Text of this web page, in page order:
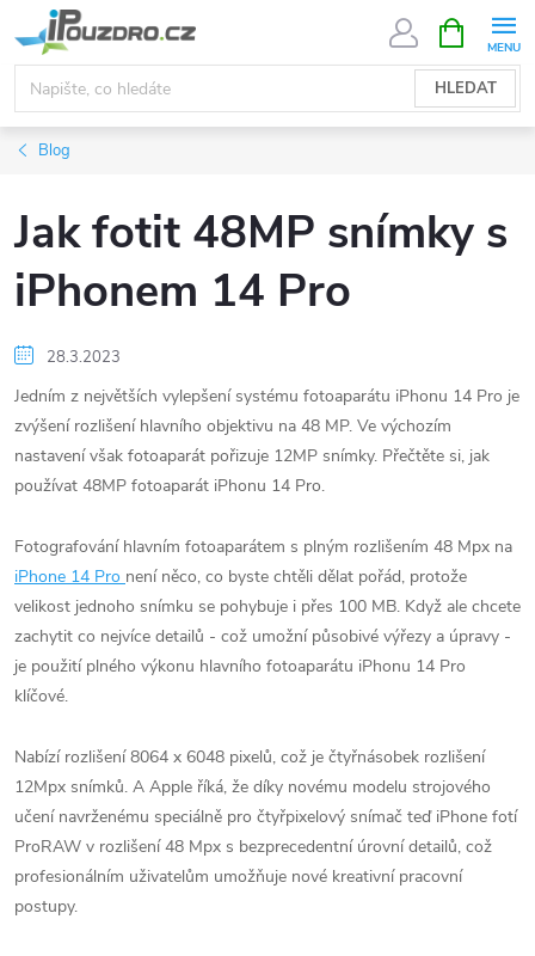
na
obsah
HLEDAT
NÁKUPNÍ
KOŠÍK
Blog
Jak fotit 48MP snímky s
iPhonem 14 Pro
28.3.2023
Jedním z největších vylepšení systému fotoaparátu iPhonu 14 Pro je
zvýšení rozlišení hlavního objektivu na 48 MP. Ve výchozím
nastavení však fotoaparát pořizuje 12MP snímky. Přečtěte si, jak
používat 48MP fotoaparát iPhonu 14 Pro.
Fotografování hlavním fotoaparátem s plným rozlišením 48 Mpx na
iPhone 14 Pro není něco, co byste chtěli dělat pořád, protože
velikost jednoho snímku se pohybuje i přes 100 MB. Když ale chcete
zachytit co nejvíce detailů - což umožní působivé výřezy a úpravy -
je použití plného výkonu hlavního fotoaparátu iPhonu 14 Pro
klíčové.
Nabízí rozlišení 8064 x 6048 pixelů, což je čtyřnásobek rozlišení
12Mpx snímků. A Apple říká, že díky novému modelu strojového
učení navrženému speciálně pro čtyřpixelový snímač teď iPhone fotí
ProRAW v rozlišení 48 Mpx s bezprecedentní úrovní detailů, což
profesionálním uživatelům umožňuje nové kreativní pracovní
postupy.